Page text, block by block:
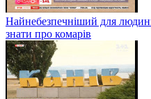
Найнебезпечніший для
знати про комарів